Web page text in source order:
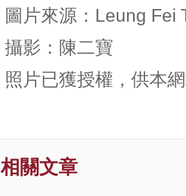
圖片來源：Leung Fei
攝影：陳二寶
照片已獲授權，供本
相關文章